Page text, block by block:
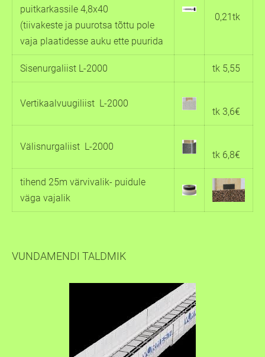
puitkarkassile 4,8x40
(tiivakeste ja puurotsa tõttu pole
vaja plaatidesse auku ette puurida
0,21tk
Sisenurgaliist L-2000 tk 5,55
Vertikaalvuugiliist L-2000
tk 3,6€
Välisnurgaliist L-2000
tk 6,8€
tihend 25m värvivalik- puidule
väga vajalik
VUNDAMENDI TALDMIK